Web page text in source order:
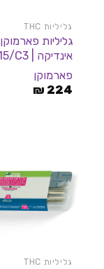
גליליות THC
גליליות פארמוקן
אינדיקה | T15/C3
פארמוקן
224
₪
גליליות THC